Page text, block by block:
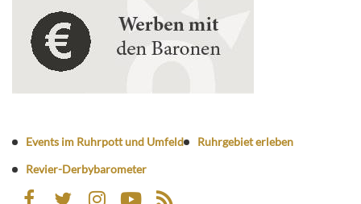
Events im Ruhrpott und Umfeld
Ruhrgebiet erleben
Revier-Derbybarometer